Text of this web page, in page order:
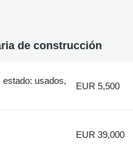
de construcción
estado: usados,
EUR 5,500
EUR 39,000